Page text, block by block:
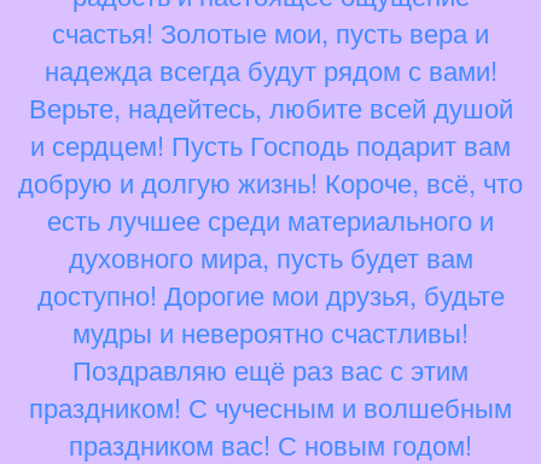
счастья! Золотые мои, пусть вера и
надежда всегда будут рядом с вами!
Верьте, надейтесь, любите всей душой
и сердцем! Пусть Господь подарит вам
добрую и долгую жизнь! Короче, всё, что
есть лучшее среди материального и
духовного мира, пусть будет вам
доступно! Дорогие мои друзья, будьте
мудры и невероятно счастливы!
Поздравляю ещё раз вас с этим
праздником! С чучесным и волшебным
праздником вас! С новым годом!